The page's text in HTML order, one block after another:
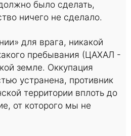
было сделать,
ничего не сделало.
для врага, никакой
пребывания (ЦАХАЛ -
земле. Оккупация
устранена, противник
территории вплоть до
от которого мы не